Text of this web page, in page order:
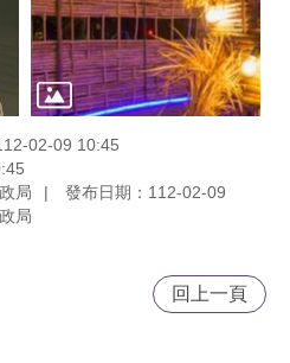
02-09 10:45
局
發布日期：112-02-09
局
回上一頁